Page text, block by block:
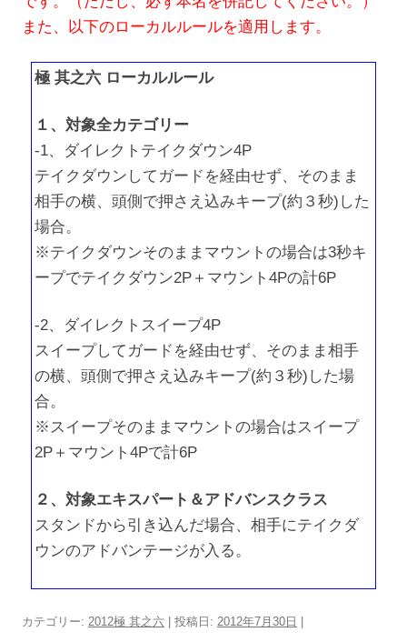
また、以下のローカルルールを適用します。
極 其之六 ローカルルール
１、対象全カテゴリー
-1、ダイレクトテイクダウン4P
テイクダウンしてガードを経由せず、そのまま
相手の横、頭側で押さえ込みキープ(約３秒)した
場合。
※テイクダウンそのままマウントの場合は3秒キ
ープでテイクダウン2P＋マウント4Pの計6P
-2、ダイレクトスイープ4P
スイープしてガードを経由せず、そのまま相手
の横、頭側で押さえ込みキープ(約３秒)した場
合。
※スイープそのままマウントの場合はスイープ
2P＋マウント4Pで計6P
２、対象エキスパート＆アドバンスクラス
スタンドから引き込んだ場合、相手にテイクダ
ウンのアドバンテージが入る。
カテゴリー: 2012極 其之六 | 投稿日: 2012年7月30日